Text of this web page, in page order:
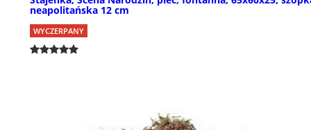
neapolitańska 12 cm
WYCZERPANY